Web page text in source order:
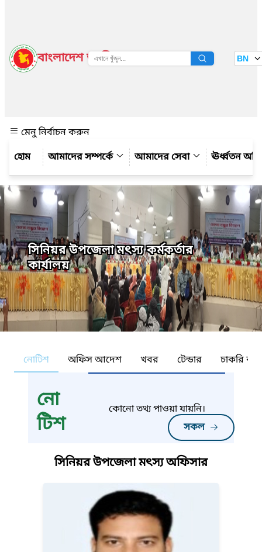
বাংলাদেশ জাতীয় তথ্য বাতায়ন BN
মেনু নির্বাচন করুন
আমাদের সম্পর্কে
আমাদের সেবা ঊর্ধ্বতন
সিনিয়র উপজেলা মৎস্য কর্মকর্তার
কার্যালয়
নোটিশ অফিস আদেশ খবর টেন্ডার চাকরি
নো
টিশ
সকল
কোনো তথ্য পাওয়া যায়নি।
সিনিয়র উপজেলা মৎস্য অফিসার